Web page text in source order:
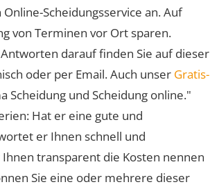
Scheidungsservice an. Auf
von Terminen vor Ort sparen.
darauf finden Sie auf dieser
oder per Email. Auch unser Gratis-
und Scheidung online."
Hat er eine gute und
er Ihnen schnell und
transparent die Kosten nennen
Sie eine oder mehrere dieser